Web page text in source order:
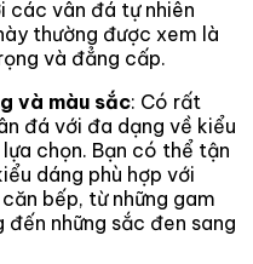
các vân đá tự nhiên
thường được xem là
và đẳng cấp.
và màu sắc: Có rất
đá với đa dạng về kiểu
chọn. Bạn có thể tận
dáng phù hợp với
bếp, từ những gam
những sắc đen sang